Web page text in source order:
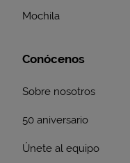
Mochila
Conócenos
Sobre nosotros
50 aniversario
Únete al equipo